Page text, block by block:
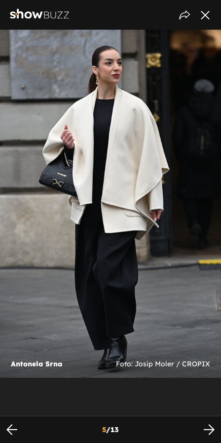
Antonela Srna Foto: Josip Moler / CROPIX
5/13